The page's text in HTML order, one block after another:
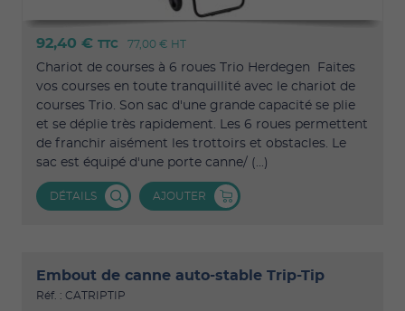
92,40 € TTC 77,00 € HT
Chariot de courses à 6 roues Trio Herdegen Faites
vos courses en toute tranquillité avec le chariot de
courses Trio. Son sac d'une grande capacité se plie
et se déplie très rapidement. Les 6 roues permettent
de franchir aisément les trottoirs et obstacles. Le
sac est équipé d'une porte canne/ (...)
DÉTAILS AJOUTER
Embout de canne auto-stable Trip-Tip
Réf. : CATRIPTIP